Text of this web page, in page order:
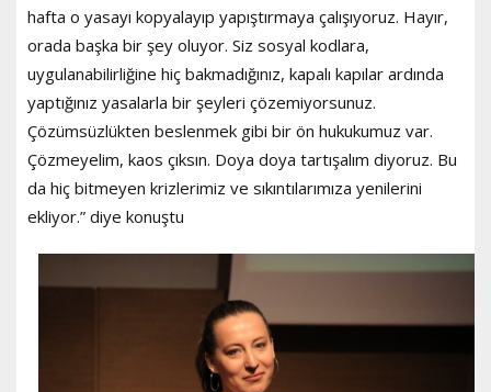
hafta o yasayı kopyalayıp yapıştırmaya çalışıyoruz. Hayır,
orada başka bir şey oluyor. Siz sosyal kodlara,
uygulanabilirliğine hiç bakmadığınız, kapalı kapılar ardında
yaptığınız yasalarla bir şeyleri çözemiyorsunuz.
Çözümsüzlükten beslenmek gibi bir ön hukukumuz var.
Çözmeyelim, kaos çıksın. Doya doya tartışalım diyoruz. Bu
da hiç bitmeyen krizlerimiz ve sıkıntılarımıza yenilerini
ekliyor.” diye konuştu